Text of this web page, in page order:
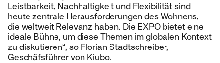
Leistbarkeit, Nachhaltigkeit und Flexibilität sind
heute zentrale Herausforderungen des Wohnens,
die weltweit Relevanz haben. Die EXPO bietet eine
ideale Bühne, um diese Themen im globalen Kontext
zu diskutieren“, so Florian Stadtschreiber,
Geschäfsführer von Kiubo.